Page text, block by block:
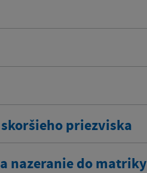
priezviska
nazeranie do matriky